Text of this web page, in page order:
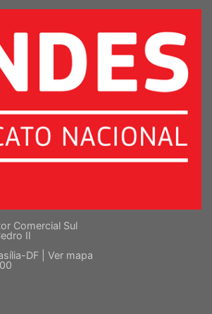
Comercial Sul
II
DF | Ver mapa